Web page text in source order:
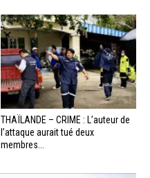
THAÏLANDE – CRIME : L’auteur de
l’attaque aurait tué deux
membres...